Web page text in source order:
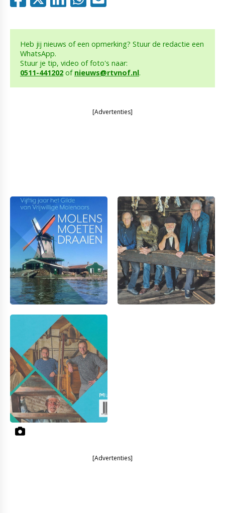
Heb jij nieuws of een opmerking? Stuur de redactie een
WhatsApp.
Stuur je tip, video of foto's naar:
0511-441202 of nieuws@rtvnof.nl.
[Advertenties]
[Advertenties]